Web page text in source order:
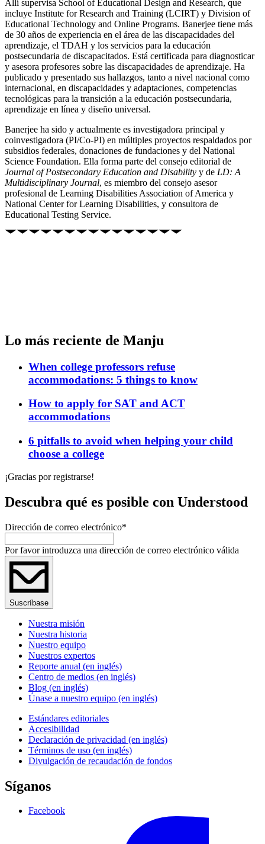
Allí supervisa School of Educational Design and Research, que
incluye Institute for Research and Training (LCIRT) y Division of
Educational Technology and Online Programs. Banerjee tiene más
de 30 años de experiencia en el área de las discapacidades del
aprendizaje, el TDAH y los servicios para la educación
postsecundaria de discapacitados. Está certificada para diagnosticar
y asesora profesores sobre las discapacidades de aprendizaje. Ha
publicado y presentado sus hallazgos, tanto a nivel nacional como
internacional, en discapacidades y adaptaciones, competencias
tecnológicas para la transición a la educación postsecundaria,
aprendizaje en línea y diseño universal.
Banerjee ha sido y actualmente es investigadora principal y
coinvestigadora (PI/Co-PI) en múltiples proyectos respaldados por
subsidios federales, donaciones de fundaciones y del National
Science Foundation. Ella forma parte del consejo editorial de
Journal of Postsecondary Education and Disability y de LD: A
Multidisciplinary Journal, es miembro del consejo asesor
profesional de Learning Disabilities Association of America y
National Center for Learning Disabilities, y consultora de
Educational Testing Service.
Lo más reciente de Manju
When college professors refuse
accommodations: 5 things to know
How to apply for SAT and ACT
accommodations
6 pitfalls to avoid when helping your child
choose a college
¡Gracias por registrarse!
Descubra qué es posible con Understood
Dirección de correo electrónico*
Por favor introduzca una dirección de correo electrónico válida
Suscríbase
Nuestra misión
Nuestra historia
Nuestro equipo
Nuestros expertos
Reporte anual (en inglés)
Centro de medios (en inglés)
Blog (en inglés)
Únase a nuestro equipo (en inglés)
Estándares editoriales
Accesibilidad
Declaración de privacidad (en inglés)
Términos de uso (en inglés)
Divulgación de recaudación de fondos
Síganos
Facebook